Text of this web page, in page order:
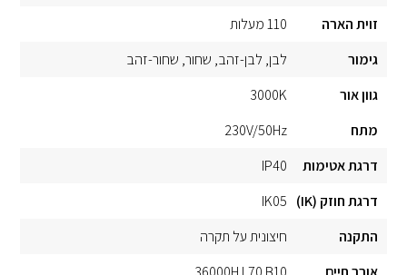
זוית הארה
110 מעלות
גימור
לבן לבן-זהב שחור שחור-זהב
גוון אור
3000K
מתח
230V/50Hz
דרגת אטימות
IP40
דרגת חוזק (IK)
IK05
התקנה
חיצונית על תקרה